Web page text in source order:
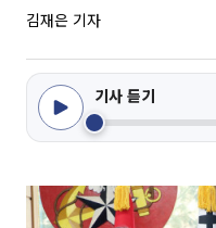
김재은 기자
기사 듣기